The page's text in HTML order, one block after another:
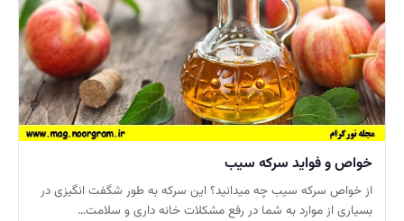
خواص و فواید سرکه سیب
از خواص سرکه سیب چه میدانید؟ این سرکه به طور شگفت انگیزی در
بسیاری از موارد به شما در رفع مشکلات خانه داری و سلامت…